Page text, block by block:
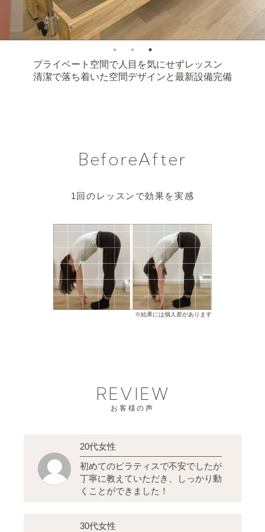
プライベート空間で人目を気にせずレッスン
清潔で落ち着いた空間デザインと最新設備完備
BeforeAfter
1回のレッスンで効果を実感
※結果には個人差があります
REVIEW
お客様の声
20代女性
初めてのピラティスで不安でしたが
丁寧に教えていただき、しっかり動
くことができました！
30代女性